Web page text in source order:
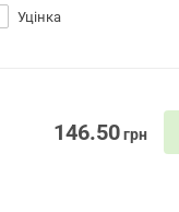
Уцінка
146.50грн